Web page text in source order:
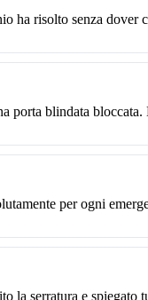
ha risolto senza dover
porta blindata bloccata.
per ogni
la serratura e spiegato